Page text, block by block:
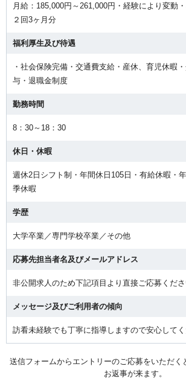
月給：185,000円～261,000円・経験により変動
２回3ヶ月分
福利厚生及び待遇
・社会保険完備・交通費支給・産休、育児休暇
与・退職金制度
勤務時間
8：30～18：30
休日・休暇
週休2日シフト制・年間休日105日・有給休暇・
季休暇
学歴
大学卒業／専門学校卒業／その他
応募先担当者名及びメールアドレス
非公開求人のため下記項目より直接ご応募くだ
メッセージ及びご利用者の傾向
訪看未経験でも丁寧に指導しますので安心してく
送信フォームからエントリーのご応募をいただく
お返事が来ます。